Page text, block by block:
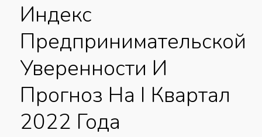
Индекс
Предпринимательской
Уверенности И
Прогноз На I Квартал
2022 Года